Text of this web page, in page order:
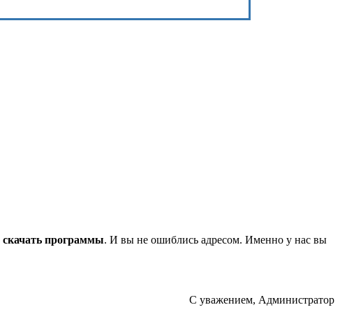
скачать программы. И вы не ошиблись адресом. Именно у нас вы
С уважением, Администратор